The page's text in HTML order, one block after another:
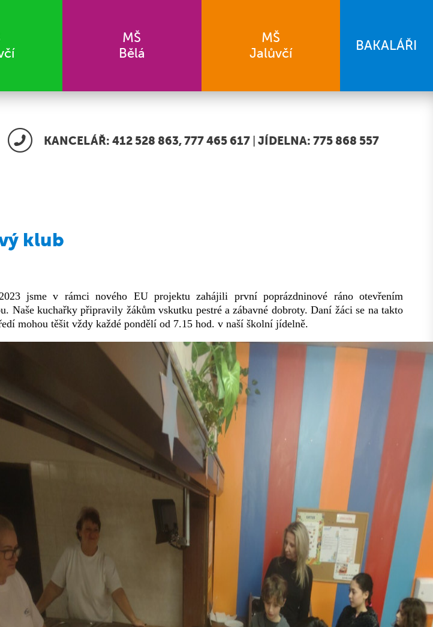
MŠ
Bělá
MŠ
Jalůvčí
BAKALÁŘI
KANCELÁŘ: 412 528 863, 777 465 617 JÍDELNA: 775 868 557
klub
jsme v rámci nového EU projektu zahájili první poprázdninové ráno otevřením
Naše kuchařky připravily žákům vskutku pestré a zábavné dobroty. Daní žáci se na takto
mohou těšit vždy každé pondělí od 7.15 hod. v naší školní jídelně.